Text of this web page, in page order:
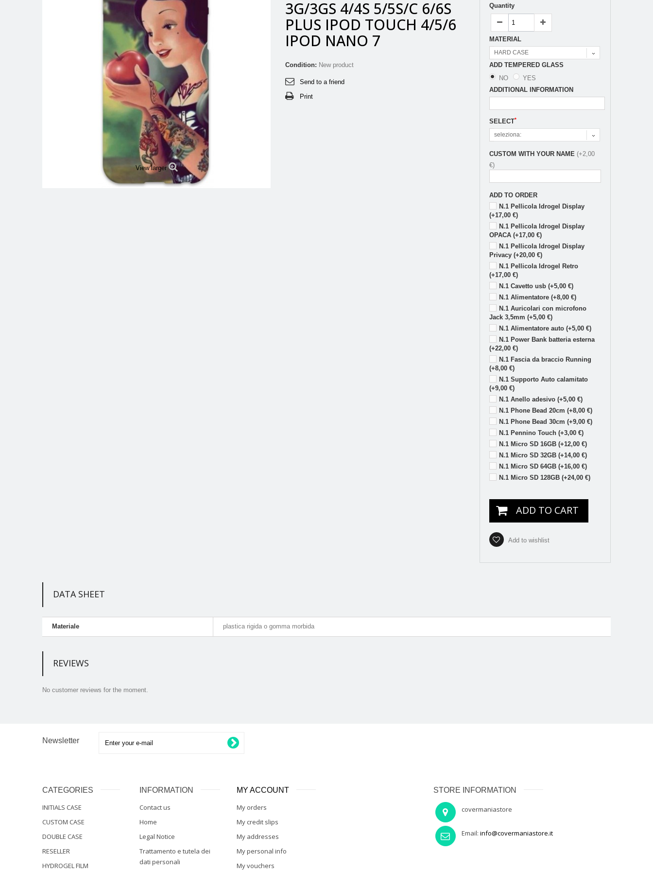
View larger
3G/3GS 4/4S 5/5S/C 6/6S
PLUS IPOD TOUCH 4/5/6
IPOD NANO 7
Condition: New product
Send to a friend
Print
Quantity
MATERIAL
HARD CASE
ADD TEMPERED GLASS
NO
YES
ADDITIONAL INFORMATION
SELECT*
seleziona:
CUSTOM WITH YOUR NAME (+2,00
€)
ADD TO ORDER
N.1 Pellicola Idrogel Display
(+17,00 €)
N.1 Pellicola Idrogel Display
OPACA (+17,00 €)
N.1 Pellicola Idrogel Display
Privacy (+20,00 €)
N.1 Pellicola Idrogel Retro
(+17,00 €)
N.1 Cavetto usb (+5,00 €)
N.1 Alimentatore (+8,00 €)
N.1 Auricolari con microfono
Jack 3,5mm (+5,00 €)
N.1 Alimentatore auto (+5,00 €)
N.1 Power Bank batteria esterna
(+22,00 €)
N.1 Fascia da braccio Running
(+8,00 €)
N.1 Supporto Auto calamitato
(+9,00 €)
N.1 Anello adesivo (+5,00 €)
N.1 Phone Bead 20cm (+8,00 €)
N.1 Phone Bead 30cm (+9,00 €)
N.1 Pennino Touch (+3,00 €)
N.1 Micro SD 16GB (+12,00 €)
N.1 Micro SD 32GB (+14,00 €)
N.1 Micro SD 64GB (+16,00 €)
N.1 Micro SD 128GB (+24,00 €)
ADD TO CART
Add to wishlist
DATA SHEET
Materiale plastica rigida o gomma morbida
REVIEWS
No customer reviews for the moment.
Newsletter
CATEGORIES
INITIALS CASE
CUSTOM CASE
DOUBLE CASE
RESELLER
HYDROGEL FILM
INFORMATION
Contact us
Home
Legal Notice
Trattamento e tutela dei
dati personali
MY ACCOUNT
My orders
My credit slips
My addresses
My personal info
My vouchers
STORE INFORMATION
covermaniastore
Email: info@covermaniastore.it